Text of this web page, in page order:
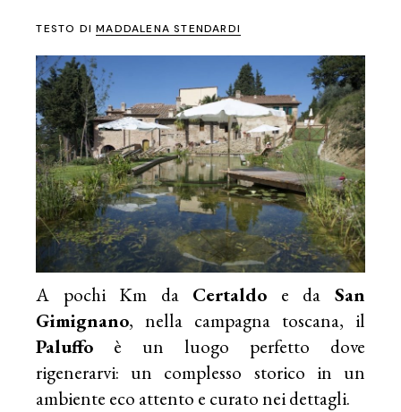
TESTO DIMADDALENA STENDARDI
A pochi Km da Certaldo e da San
Gimignano, nella campagna toscana, il
Paluffo è un luogo perfetto dove
rigenerarvi: un complesso storico in un
ambiente eco attento e curato nei dettagli.